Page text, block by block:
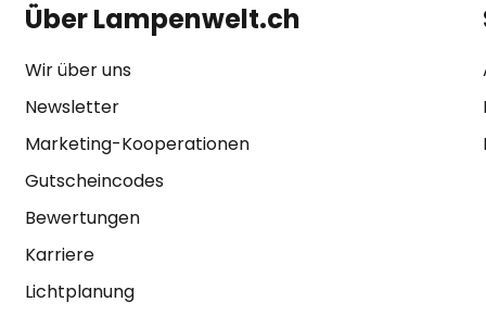
Über Lampenwelt.ch
Wir über uns
Newsletter
Marketing-Kooperationen
Gutscheincodes
Bewertungen
Karriere
Lichtplanung